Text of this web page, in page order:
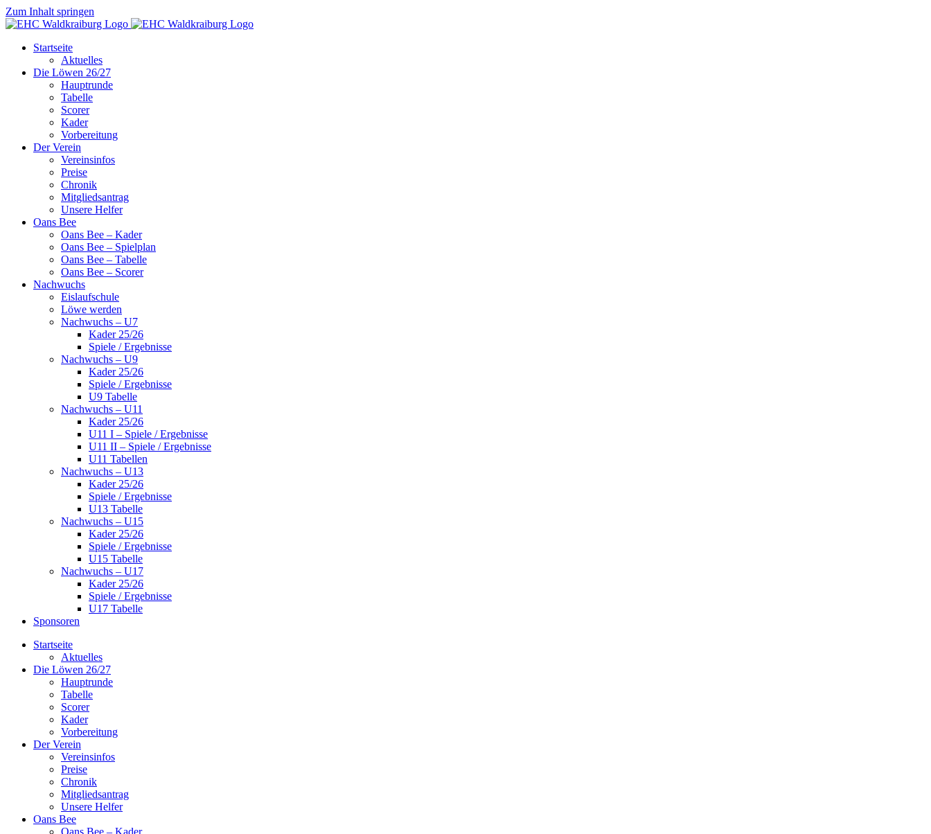
Zum Inhalt springen
Startseite
Aktuelles
Die Löwen 26/27
Hauptrunde
Tabelle
Scorer
Kader
Vorbereitung
Der Verein
Vereinsinfos
Preise
Chronik
Mitgliedsantrag
Unsere Helfer
Oans Bee
Oans Bee – Kader
Oans Bee – Spielplan
Oans Bee – Tabelle
Oans Bee – Scorer
Nachwuchs
Eislaufschule
Löwe werden
Nachwuchs – U7
Kader 25/26
Spiele / Ergebnisse
Nachwuchs – U9
Kader 25/26
Spiele / Ergebnisse
U9 Tabelle
Nachwuchs – U11
Kader 25/26
U11 I – Spiele / Ergebnisse
U11 II – Spiele / Ergebnisse
U11 Tabellen
Nachwuchs – U13
Kader 25/26
Spiele / Ergebnisse
U13 Tabelle
Nachwuchs – U15
Kader 25/26
Spiele / Ergebnisse
U15 Tabelle
Nachwuchs – U17
Kader 25/26
Spiele / Ergebnisse
U17 Tabelle
Sponsoren
Startseite
Aktuelles
Die Löwen 26/27
Hauptrunde
Tabelle
Scorer
Kader
Vorbereitung
Der Verein
Vereinsinfos
Preise
Chronik
Mitgliedsantrag
Unsere Helfer
Oans Bee
Oans Bee – Kader